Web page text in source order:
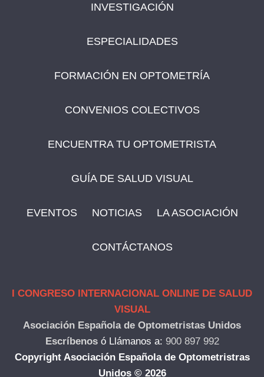
INVESTIGACIÓN
ESPECIALIDADES
FORMACIÓN EN OPTOMETRÍA
CONVENIOS COLECTIVOS
ENCUENTRA TU OPTOMETRISTA
GUÍA DE SALUD VISUAL
EVENTOS NOTICIAS LA ASOCIACIÓN
CONTÁCTANOS
I CONGRESO INTERNACIONAL ONLINE DE SALUD
VISUAL
Asociación Española de Optometristas Unidos
Escríbenos ó Llámanos a: 900 897 992
Copyright Asociación Española de Optometristras
Unidos © 2026